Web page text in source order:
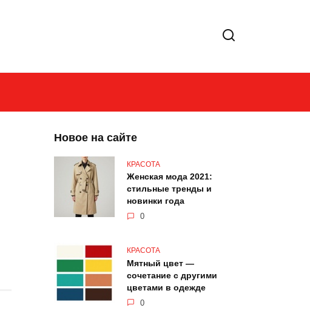
Новое на сайте
КРАСОТА
Женская мода 2021:
стильные тренды и
новинки года
0
КРАСОТА
Мятный цвет —
сочетание с другими
цветами в одежде
0